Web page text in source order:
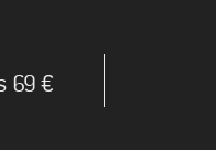
69 €